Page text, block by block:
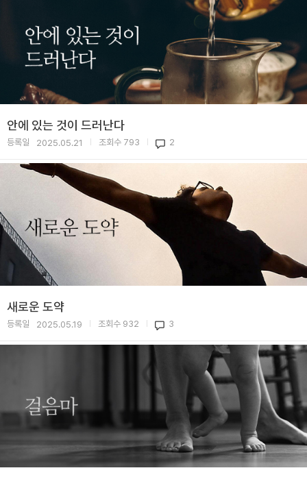
안에 있는 것이 드러난다
등록일 2025.05.21 조회수 793 2
새로운 도약
등록일 2025.05.19 조회수 932 3